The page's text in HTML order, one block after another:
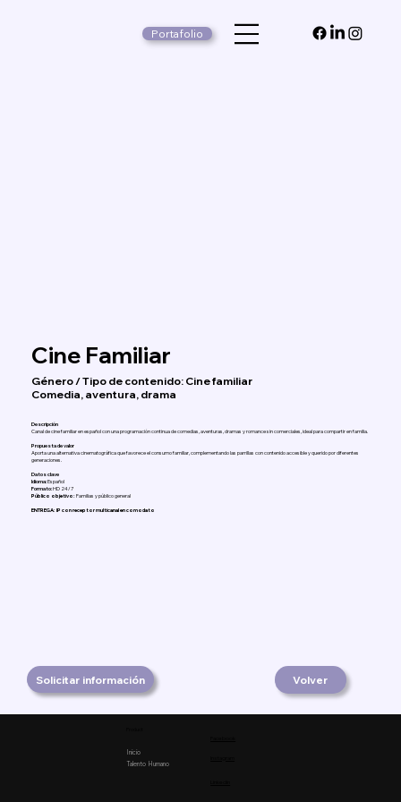
Portafolio
Cine Familiar
Género / Tipo de contenido: Cine familiar
Comedia, aventura, drama
Descripción
Canal de cine familiar en español con una programación continua de comedias, aventuras, dramas y romance sin comerciales, ideal para compartir en familia.
Propuesta de valor
Aporta una alternativa cinematográfica que favorece el consumo familiar, complementando las parrillas con contenido accesible y querido por diferentes
generaciones.
Datos clave
Idioma:Español
Formato:HD 24/7
Público objetivo: Familias y público general
ENTREGA: IP con receptor multicanal en comodato
Solicitar información Volver
Inicio
Talento Humano